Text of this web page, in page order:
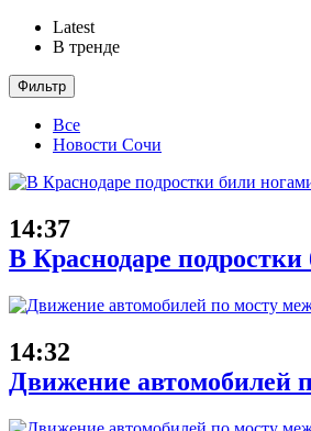
Latest
В тренде
Фильтр
Все
Новости Сочи
14:37
В Краснодаре
14:32
Движение автомобилей